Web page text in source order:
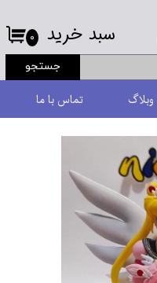
جستجو
۰ سبد خرید
وبلاگ تماس با ما